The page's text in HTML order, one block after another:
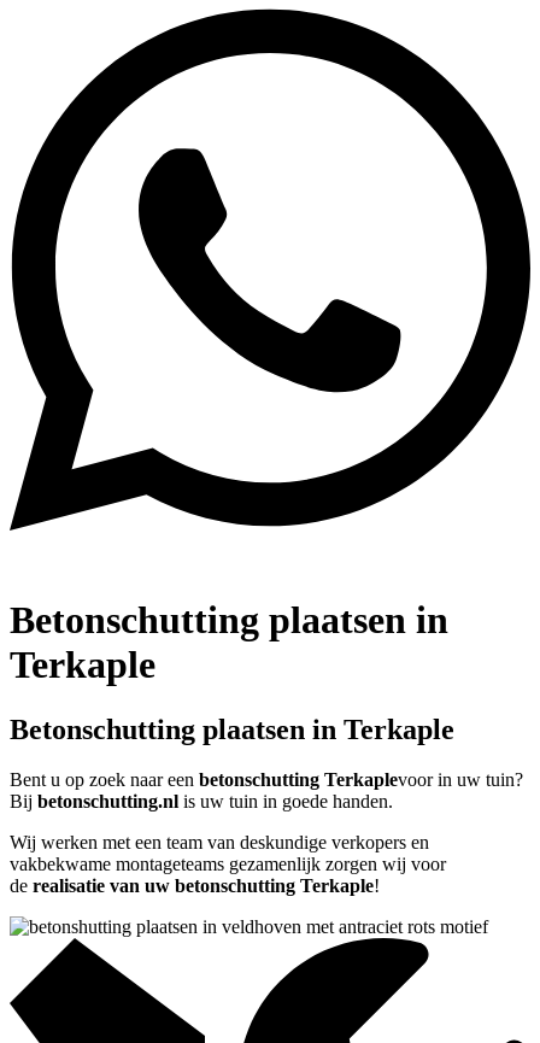
Betonschutting plaatsen in
Terkaple
Betonschutting plaatsen in Terkaple
Bent u op zoek naar een betonschutting Terkaplevoor in uw tuin?
Bij betonschutting.nl is uw tuin in goede handen.
Wij werken met een team van deskundige verkopers en
vakbekwame montageteams gezamenlijk zorgen wij voor
de realisatie van uw betonschutting Terkaple!